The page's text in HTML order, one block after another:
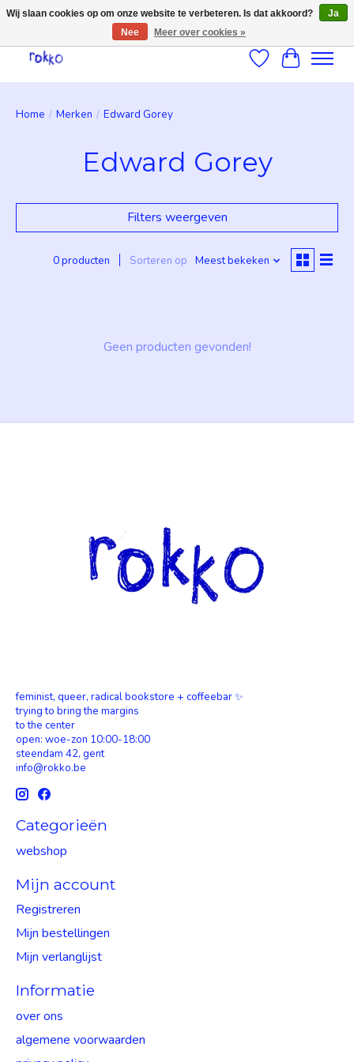
Verlanglijst
Home / Merken / Edward Gorey
Edward Gorey
Filters weergeven
0 producten Sorteren op Meest bekeken
Geen producten gevonden!
feminist, queer, radical bookstore + coffeebar ✨
trying to bring the margins
to the center
open: woe-zon 10:00-18:00
steendam 42, gent
info@rokko.be
Categorieën
webshop
Mijn account
Registreren
Mijn bestellingen
Mijn verlanglijst
Informatie
over ons
algemene voorwaarden
Wij slaan cookies op om onze website te verbeteren. Is dat akkoord?
Ja
Nee
Meer over cookies »